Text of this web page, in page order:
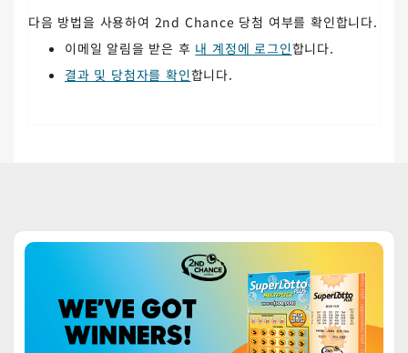
다음 방법을 사용하여 2nd Chance 당첨 여부를 확인합니다.
이메일 알림을 받은 후 내 계정에 로그인합니다.
결과 및 당첨자를 확인합니다.